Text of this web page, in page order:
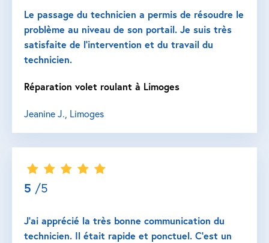
Le passage du technicien a permis de résoudre le
problème au niveau de son portail. Je suis très
satisfaite de l’intervention et du travail du
technicien.
Réparation volet roulant à Limoges
Jeanine J., Limoges
5 /5
J’ai apprécié la très bonne communication du
technicien. Il était rapide et ponctuel. C’est un